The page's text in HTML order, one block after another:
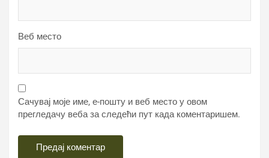
Веб место
Сачувај моје име, е-пошту и веб место у овом
прегледачу веба за следећи пут када коментаришем.